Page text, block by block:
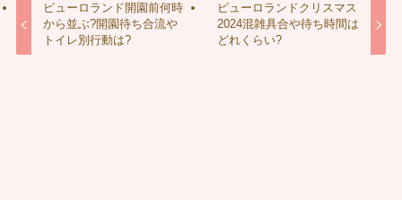
ピューロランド開園前何時
から並ぶ?開園待ち合流や
トイレ別行動は?
ピューロランドクリスマス
2024混雑具合や待ち時間は
どれくらい?